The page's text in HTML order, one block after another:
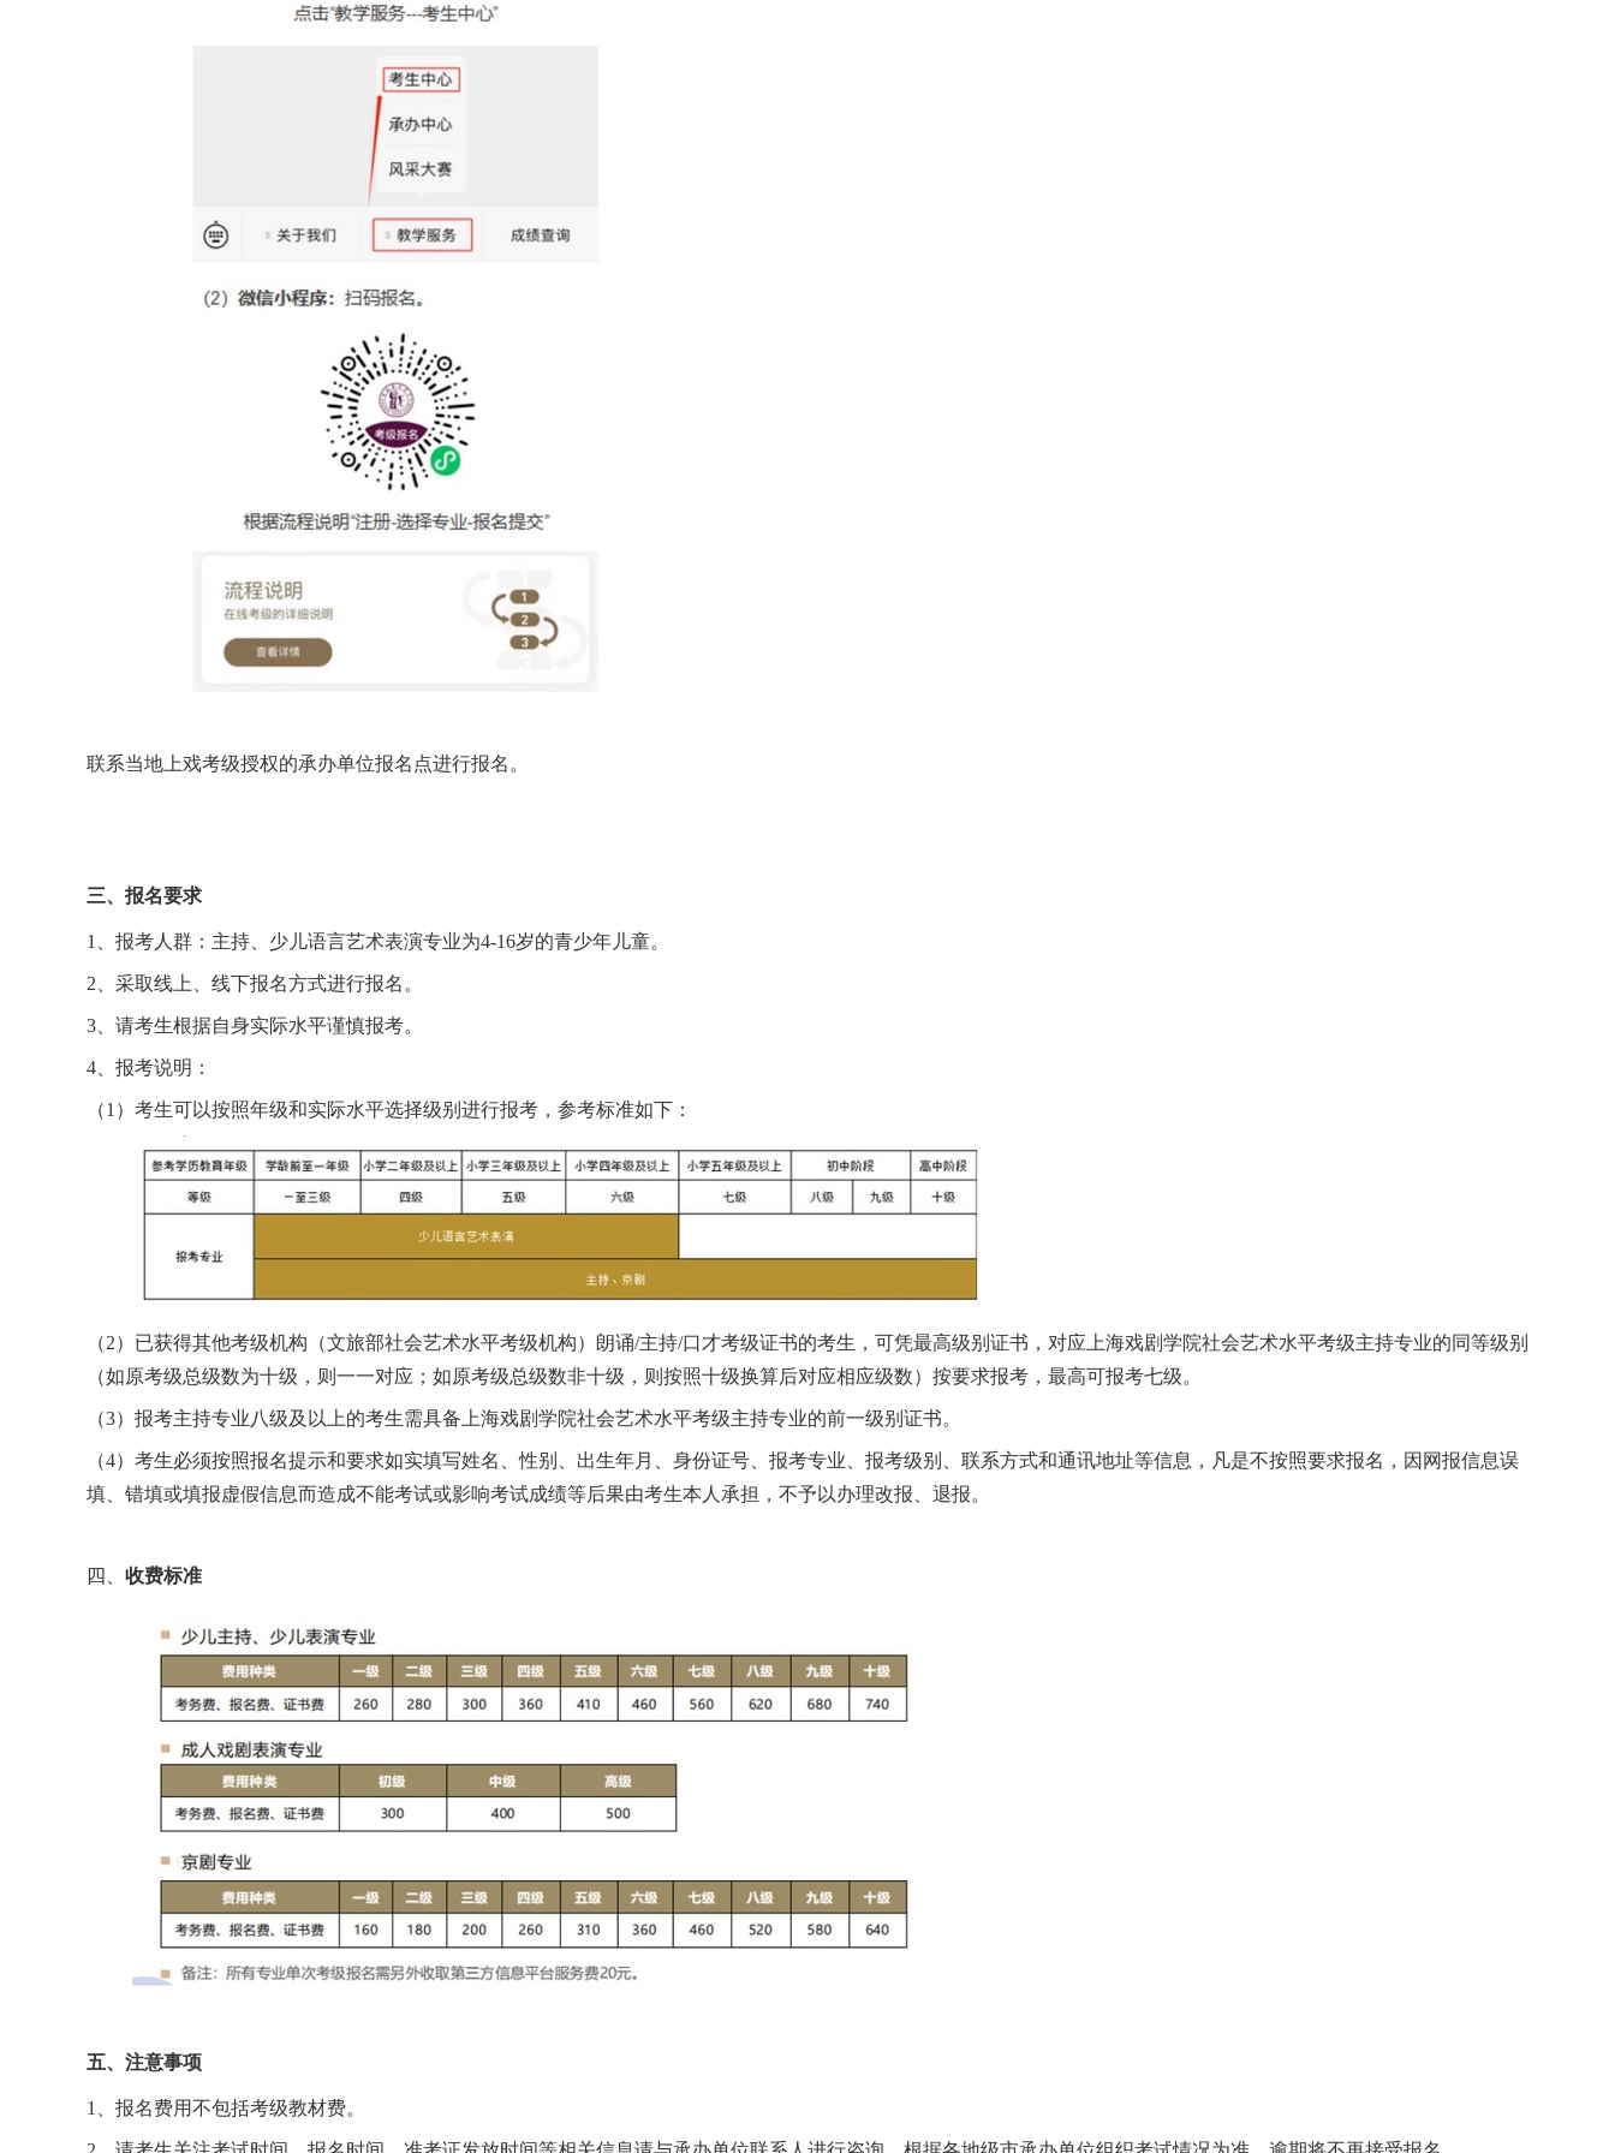
联系当地上戏考级授权的承办单位报名点进行报名。
三、报名要求
1、报考人群：主持、少儿语言艺术表演专业为4-16岁的青少年儿童。
2、采取线上、线下报名方式进行报名。
3、请考生根据自身实际水平谨慎报考。
4、报考说明：
（1）考生可以按照年级和实际水平选择级别进行报考，参考标准如下：
（2）已获得其他考级机构（文旅部社会艺术水平考级机构）朗诵/主持/口才考级证书的考生，可凭最高级别证书，对应上海戏剧学院社会艺术水平考级主持专业的同等级别
（如原考级总级数为十级，则一一对应；如原考级总级数非十级，则按照十级换算后对应相应级数）按要求报考，最高可报考七级。
（3）报考主持专业八级及以上的考生需具备上海戏剧学院社会艺术水平考级主持专业的前一级别证书。
（4）考生必须按照报名提示和要求如实填写姓名、性别、出生年月、身份证号、报考专业、报考级别、联系方式和通讯地址等信息，凡是不按照要求报名，因网报信息误
填、错填或填报虚假信息而造成不能考试或影响考试成绩等后果由考生本人承担，不予以办理改报、退报。
四、 收费标准
五、注意事项
1、报名费用不包括考级教材费。